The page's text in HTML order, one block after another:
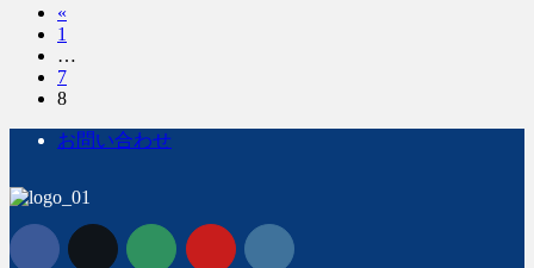
ペ
ジ
送
«
固
定
ペ
ー
ジ
1
…
固
定
ペ
ー
7
固
ペ
ジ
8
お問い合わせ